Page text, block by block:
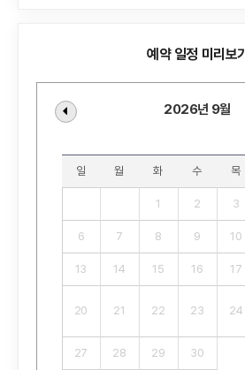
예약 일정 미리보기
2026년 9월
일 월 화 수 목
1 2 3
6 7 8 9 10
13 14 15 16 17
20 21 22 23 24
27 28 29 30